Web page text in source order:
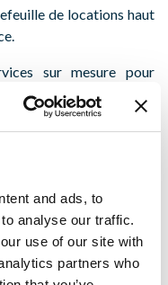
and ads, to
analyse our traffic.
use of our site with
partners who
de locations haut
sur mesure pour
amateurs de sports de
en Corse du Sud avec
soyez un adepte du
du stand-up paddle,
N'attendez plus et